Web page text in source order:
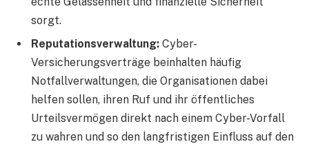
sorgt.
Reputationsverwaltung: Cyber-
Versicherungsverträge beinhalten häufig
Notfallverwaltungen, die Organisationen dabei
helfen sollen, ihren Ruf und ihr öffentliches
Urteilsvermögen direkt nach einem Cyber-Vorfall
zu wahren und so den langfristigen Einfluss auf den